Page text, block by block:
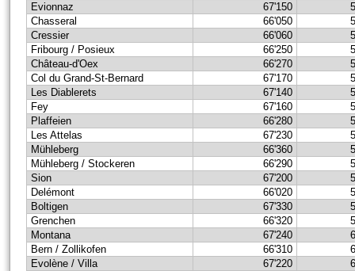
Evionnaz
67'150
Chasseral
66'050
Cressier
66'060
Fribourg / Posieux
66'250
Château-d'Oex
66'270
Col du Grand-St-Bernard
67'170
Les Diablerets
67'140
Fey
67'160
Plaffeien
66'280
Les Attelas
67'230
Mühleberg
66'360
Mühleberg / Stockeren
66'290
Sion
67'200
Delémont
66'020
Boltigen
67'330
Grenchen
66'320
Montana
67'240
Bern / Zollikofen
66'310
Evolène / Villa
67'220